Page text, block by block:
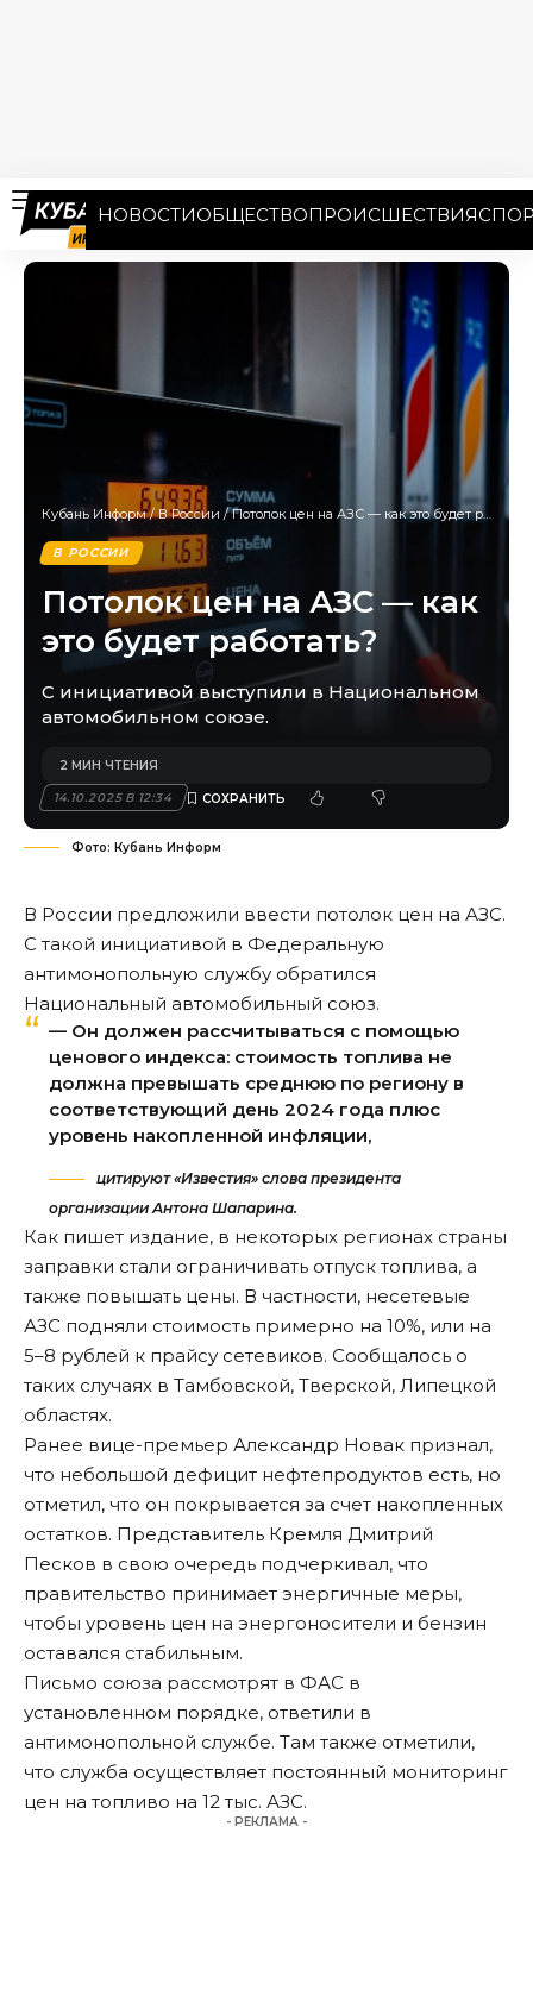
НОВОСТИОБЩЕСТВОПРОИСШЕСТВИЯ
Кубань Информ/В России /Потолок цен на АЗС — как это будет работать?
В РОССИИ
Потолок цен на АЗС — как
это будет работать?
С инициативой выступили в Национальном
автомобильном союзе.
14.10.2025 В 12:34
2 МИН ЧТЕНИЯ
Фото: Кубань Информ
В России предложили ввести потолок цен на АЗС.
С такой инициативой в Федеральную
антимонопольную службу обратился
Национальный автомобильный союз.
— Он должен рассчитываться с помощью
ценового индекса: стоимость топлива не
должна превышать среднюю по региону в
соответствующий день 2024 года плюс
уровень накопленной инфляции,
цитируют «Известия» слова президента
организации Антона Шапарина.
Как пишет издание, в некоторых регионах страны
заправки стали ограничивать отпуск топлива, а
также повышать цены. В частности, несетевые
АЗС подняли стоимость примерно на 10%, или на
5–8 рублей к прайсу сетевиков. Сообщалось о
таких случаях в Тамбовской, Тверской, Липецкой
областях.
Ранее вице-премьер Александр Новак признал,
что небольшой дефицит нефтепродуктов есть, но
отметил, что он покрывается за счет накопленных
остатков. Представитель Кремля Дмитрий
Песков в свою очередь подчеркивал, что
правительство принимает энергичные меры,
чтобы уровень цен на энергоносители и бензин
оставался стабильным.
Письмо союза рассмотрят в ФАС в
установленном порядке, ответили в
антимонопольной службе. Там также отметили,
что служба осуществляет постоянный мониторинг
цен на топливо на 12 тыс. АЗС.
- РЕКЛАМА -